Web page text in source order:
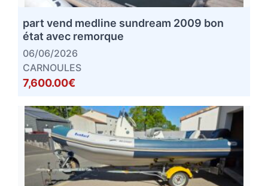
part vend medline sundream 2009 bon
état avec remorque
06/06/2026
CARNOULES
7,600.00€